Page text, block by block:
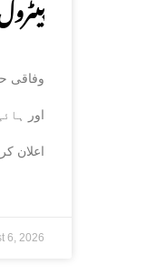
وفاقی
اور
اعلان
6, 2026